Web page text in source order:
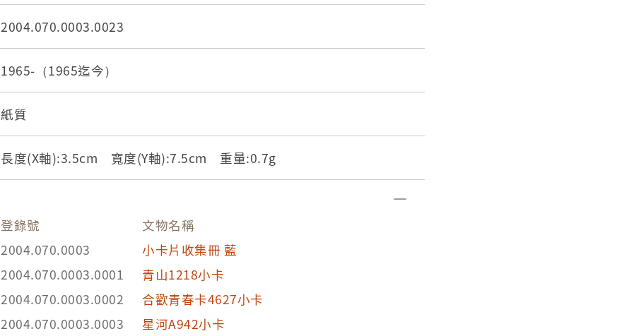
2004.070.0003.0023
1965-（1965迄今）
紙質
長度(X軸):3.5cm 寬度(Y軸):7.5cm 重量:0.7g
登錄號
文物名稱
2004.070.0003
小卡片收集冊 藍
2004.070.0003.0001
青山1218小卡
2004.070.0003.0002
合歡青春卡4627小卡
2004.070.0003.0003
星河A942小卡